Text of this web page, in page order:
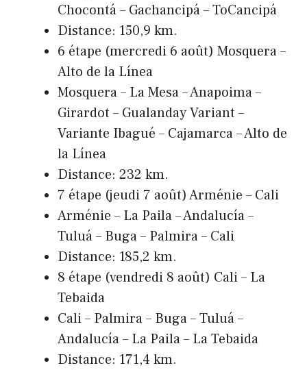
Chocontá – Gachancipá – ToCancipá
Distance: 150,9 km.
6 étape (mercredi 6 août) Mosquera –
Alto de la Línea
Mosquera – La Mesa – Anapoima –
Girardot – Gualanday Variant –
Variante Ibagué – Cajamarca – Alto de
la Línea
Distance: 232 km.
7 étape (jeudi 7 août) Arménie – Cali
Arménie – La Paila – Andalucía –
Tuluá – Buga – Palmira – Cali
Distance: 185,2 km.
8 étape (vendredi 8 août) Cali – La
Tebaida
Cali – Palmira – Buga – Tuluá –
Andalucía – La Paila – La Tebaida
Distance: 171,4 km.